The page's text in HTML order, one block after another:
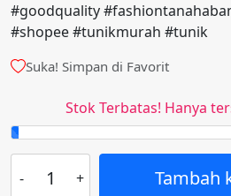
#goodquality
#shopee #tunikmurah #tunik
Suka! Simpan di Favorit
Stok Terbatas! Hanya
Tambah